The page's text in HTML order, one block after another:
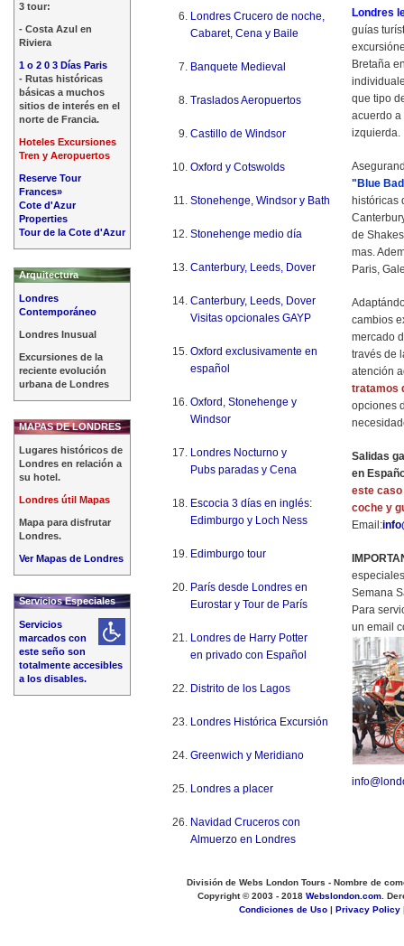
Londres Crucero de noche,
Cabaret, Cena y Baile
Banquete Medieval
Traslados Aeropuertos
Castillo de Windsor
Oxford y Cotswolds
Stonehenge, Windsor y Bath
Stonehenge medio día
Canterbury, Leeds, Dover
Canterbury, Leeds, Dover
Visitas opcionales GAYP
Oxford exclusivamente en
español
Oxford, Stonehenge y
Windsor
Londres Nocturno y
Pubs paradas y Cena
Escocia 3 días en inglés:
Edimburgo y Loch Ness
Edimburgo tour
París desde Londres en
Eurostar y Tour de París
Londres de Harry Potter
en privado con Español
Distrito de los Lagos
Londres Histórica Excursión
Greenwich y Meridiano
Londres a placer
Navidad Cruceros con
Almuerzo en Londres
Londres
guías
Bretaña
que tipo
acuerdo a
izquierda.
"Blue
históricas
de
mas.
Paris,
cambios
mercado
través de
atención
tratamos
opciones
Salidas
en
este
coche y
Email:
Semana
Para
un email
División de Webs London Tours - Nombre de
Copyright © 2003 - 2018 Webslondon.com .
Condiciones de Uso | Privacy Policy
3 tour:
- Costa Azul en
Riviera
1 o 2 0 3 Días Paris
- Rutas históricas
básicas a muchos
sitios de interés en el
norte de Francia.
Hoteles Excursiones
Tren y Aeropuertos
Reserve Tour
Frances»
Cote d'Azur
Properties
Tour de la Cote d'Azur
Arquitectura
Londres
Contemporáneo
Londres Inusual
Excursiones de la
reciente evolución
urbana de Londres
MAPAS DE LONDRES
Lugares históricos de
Londres en relación a
su hotel.
Londres útil Mapas
Mapa para disfrutar
Londres.
Ver Mapas de Londres
Servicios Especiales
Servicios
marcados con
este seño son
totalmente accesibles
a los disables.